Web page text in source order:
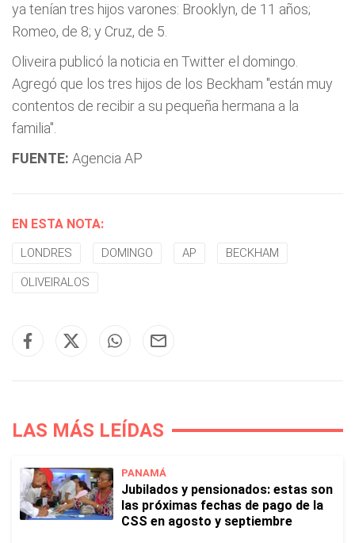
ya tenían tres hijos varones: Brooklyn, de 11 años;
Romeo, de 8; y Cruz, de 5.
Oliveira publicó la noticia en Twitter el domingo.
Agregó que los tres hijos de los Beckham "están muy
contentos de recibir a su pequeña hermana a la
familia".
FUENTE: Agencia AP
EN ESTA NOTA:
LONDRES DOMINGO AP BECKHAM
OLIVEIRALOS
LAS MÁS LEÍDAS
PANAMÁ
Jubilados y pensionados: estas son
las próximas fechas de pago de la
CSS en agosto y septiembre